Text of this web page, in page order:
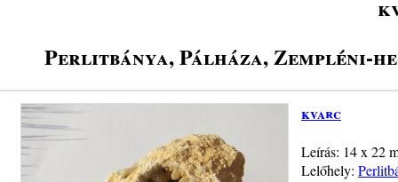
Perlitbánya, Pálháza, Zempléni-
kvarc
Leírás: 14 x 22
Lelőhely: